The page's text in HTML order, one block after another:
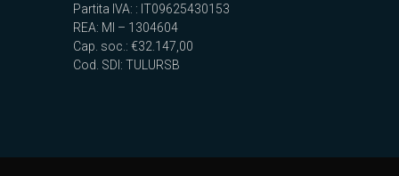
Partita IVA: : IT09625430153
REA: MI – 1304604
Cap. soc.: €32.147,00
Cod. SDI: TULURSB